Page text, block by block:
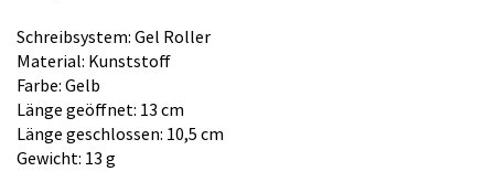
Schreibsystem: Gel Roller
Material: Kunststoff
Farbe: Gelb
Länge geöffnet: 13 cm
Länge geschlossen: 10,5 cm
Gewicht: 13 g